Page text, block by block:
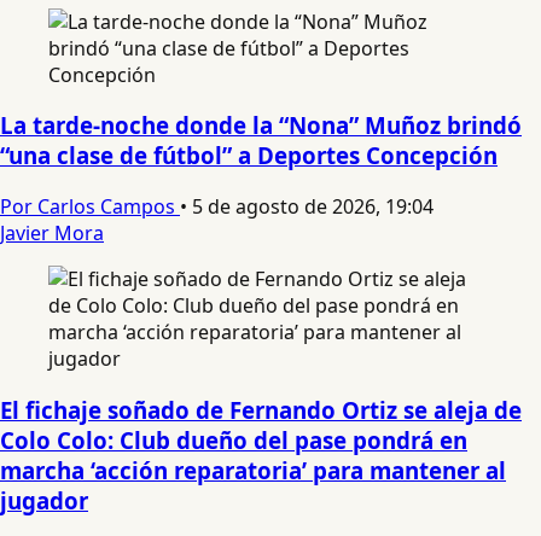
La tarde-noche donde la “Nona” Muñoz brindó
“una clase de fútbol” a Deportes Concepción
Por Carlos Campos • 5 de agosto de 2026, 19:04
Javier Mora
El fichaje soñado de Fernando Ortiz se aleja de
Colo Colo: Club dueño del pase pondrá en
marcha ‘acción reparatoria’ para mantener al
jugador